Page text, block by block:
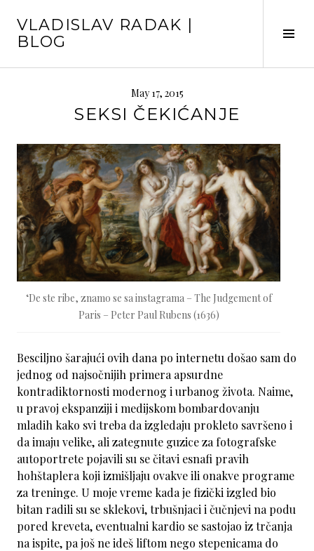
content
VLADISLAV RADAK |
BLOG
May 17, 2015
SEKSI ČEKIĆANJE
‘De ste ribe, znamo se sa instagrama – The Judgement of
Paris – Peter Paul Rubens (1636)
Besciljno šarajući ovih dana po internetu došao sam do
jednog od najsočnijih primera apsurdne
kontradiktornosti modernog i urbanog života. Naime,
u pravoj ekspanziji i medijskom bombardovanju
mladih kako svi treba da izgledaju prokleto savršeno i
da imaju velike, ali zategnute guzice za fotografske
autoportrete pojavili su se čitavi esnafi pravih
hohštaplera koji izmišljaju ovakve ili onakve programe
za treninge. U moje vreme kada je fizički izgled bio
bitan radili su se sklekovi, trbušnjaci i čučnjevi na podu
pored kreveta, eventualni kardio se sastojao iz trčanja
na ispite, pa još ne ideš liftom nego stepenicama do